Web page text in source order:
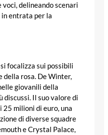
delineando scenari
in entrata per la
focalizza sui possibili
della rosa. De Winter,
giovanili della
discussi. Il suo valore di
milioni di euro, una
di diverse squadre
e Crystal Palace,